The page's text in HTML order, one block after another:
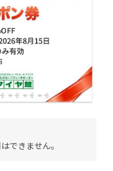
できません。